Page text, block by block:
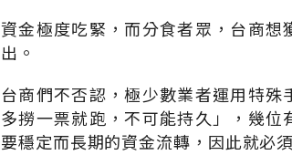
資金極度吃緊，而分食者眾，台商
出。
台商們不否認，極少數業者運用特
多撈一票就跑，不可能持久」，幾
要穩定而長期的資金流轉，因此就必